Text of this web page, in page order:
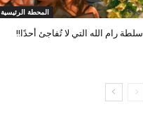
المحطة الرئيسية
سلطة رام الله التي لا تُفاجئ أحدًا!!